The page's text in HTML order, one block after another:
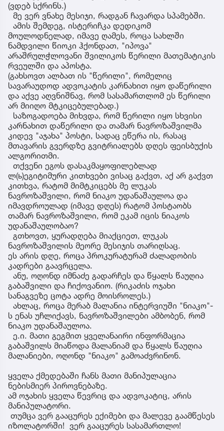
(ვდებ სქრინს.)
მე ვერ ვნახე მესიჯი, რადგან ჩავარდა სპამებში.
ამის შემდეგ, ისტერიჩკა დედიკომ
მოულოდნელად, იმავე ღამეს, როცა სახლში
ნამდვილი წიოკი ჰქონდათ, "იპოვა"
არაშრულჭლოვანი შვილიკოს წერილი მათემატიკის
რვეულში და აპოსტა.
(გახსოვთ ალბათ ის "წერილი", რომელიც
სავარაუდოდ ადვოკატის კარნახით იყო დაწერილი
და აქვე აღვნიშნავ, რომ სასამართლომ ეს წერილი
არ მიიღო მტკიცებულებად.)
საზოგადოება მიხვდა, რომ წერილი იყო სხვისი
კარნახით დაწერილი და თამარ ნავროზაშვილმა
კიდევ "აჯახა" პოსტი, სადაც ეწერა ის, რასაც
მთავარის გვერდზე გვიტრიალებს დღეს ფეისბუქის
ალგორითმი.
თქვენი ეგოს დასაკმაყოფილებლად
ლ(ь)ეგიტიმური კითხვები ვისაც გაქვთ, აქ არ გაქვთ
კითხვა, რატომ მიმტკიცებს მე ლუკას
ნავროზაშვილი, რომ ნიაკო უდანაშაულოა და
იმავდროულად (იმავე დღეს) რატომ პოსტაობს
თამარ ნავროზაშვილი, რომ ეკამ იცის ნიაკოს
უდანაშაულობაო?
გთხოვთ, ყურადღება მიაქციეთ, ლუკას
ნავროზაშვილის მეორე მესიჯის თარიღსაც.
ეს არის დღე, როცა პროკურატურამ ძალადობის
კადრები გაავრცელა.
ანუ, ოღონდ იმნაძე გადარჩეს და წყალს წაუღია
გაბაშვილი და ჩიქოვანიო. (რიკაძის ოჯახი
სანაგვეზე ცოტა ადრე მოისროლეს.)
ახლაც, როცა მერაბ მალანია ინტერვიუში "ნიაკო"-
ს ენას უჩლიქავს, ნავროზაშვილები ამბობენ, რომ
ნიაკო უდანაშაულოა.
ე.ი. მათი გეგმით ყველანაირი ინფორმაცია
გაბაშვილს მიაწოდა მალანიამ და წყალს წაუღია
მალანიები, ოღონდ "ნიაკო" გამოაძვრინონ.
ყველა ქმედებაში ჩანს მათი მანიპულაცია
ნებისმიერ პიროვნებაზე.
ამ ოჯახის ყველა წევრიც და ადვოკატიც, არის
მანიპულატორი.
თუმცა ვერ გააცურეს ექიმები და მალევე გაამწესეს
იზოლატორში! ვერ გააცურეს სასამართლო!